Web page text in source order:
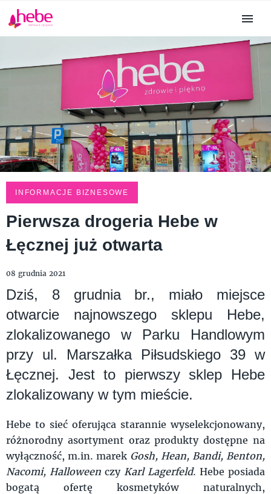
INFORMACJE BIZNESOWE
Pierwsza drogeria Hebe w
Łęcznej już otwarta
08 grudnia 2021
Dziś, 8 grudnia br., miało miejsce
otwarcie najnowszego sklepu Hebe,
zlokalizowanego w Parku Handlowym
przy ul. Marszałka Piłsudskiego 39 w
Łęcznej. Jest to pierwszy sklep Hebe
zlokalizowany w tym mieście.
Hebe to sieć oferująca starannie wyselekcjonowany,
różnorodny asortyment oraz produkty dostępne na
wyłączność, m.in. marek Gosh, Hean, Bandi, Benton,
Nacomi, Halloween czy Karl Lagerfeld. Hebe posiada
bogatą ofertę kosmetyków naturalnych,